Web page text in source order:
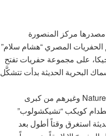
مركز المنصورة
الحفريات المصري “هشام سلام”
على مجموعة حفريات تفتح
البحرية الحديثة بدأت تتشكَّل
الدراسة المنشورة في دورية Science Advances وفي نشرة العلوم الخاصة بدورية Nature وغيرهم من كبرى
كويكب “تشيكشولوب”
استغرق وقتاً أطول بعد